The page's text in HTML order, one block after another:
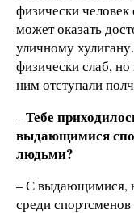
физически
может оказать
уличному
физически слаб,
ним отступали
–Тебе
выдающимися
людьми?
– С выдающимися,
среди